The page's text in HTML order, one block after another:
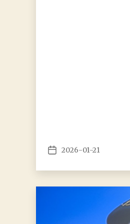
Argitalpenaren
2026-01-21